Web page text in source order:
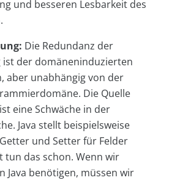
und besseren Lesbarkeit des
Die Redundanz der
ist der domäneninduzierten
aber unabhängig von der
Die Quelle
eine Schwäche in der
Java stellt beispielsweise
und Setter für Felder
tun das schon. Wenn wir
Java benötigen, müssen wir